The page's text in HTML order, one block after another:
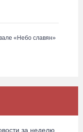
«Небо славян»
за неделю